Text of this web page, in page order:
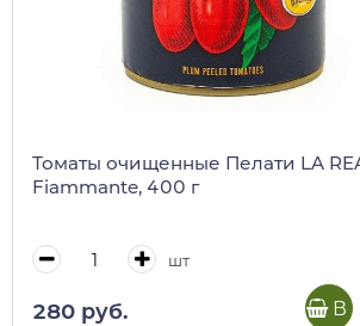
Томаты очищенные Пелати LA
Fiammante, 400 г
шт
280 руб. В